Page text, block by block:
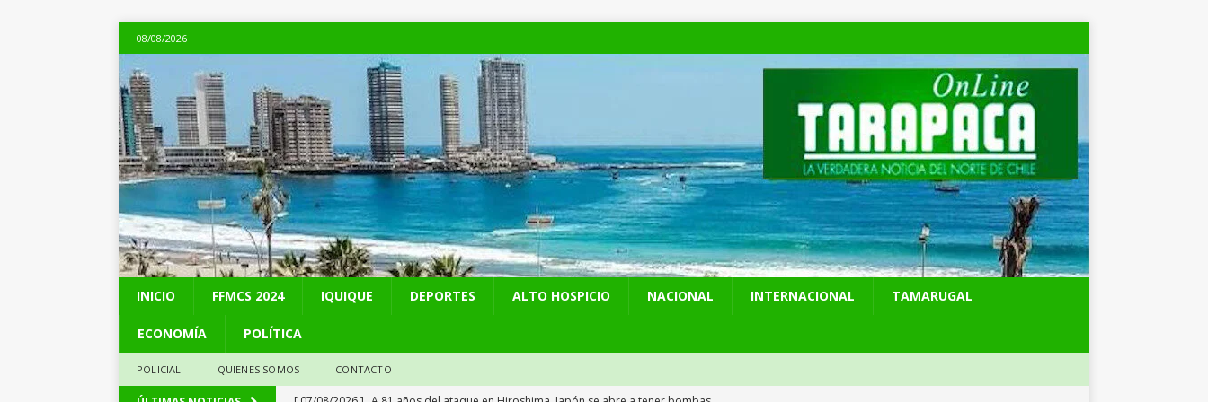
08/08/2026
INICIO FFMCS 2024 IQUIQUE DEPORTES ALTO HOSPICIO NACIONAL INTERNACIONAL TAMARUGAL
ECONOMÍA POLÍTICA
POLICIAL QUIENES SOMOS CONTACTO